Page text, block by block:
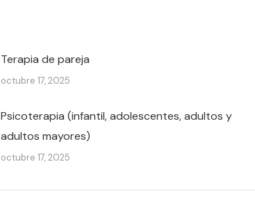
Terapia de pareja
octubre 17, 2025
Psicoterapia (infantil, adolescentes, adultos y
adultos mayores)
octubre 17, 2025